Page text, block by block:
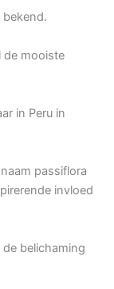
de mooiste
in Peru in
passiflora
invloed
belichaming